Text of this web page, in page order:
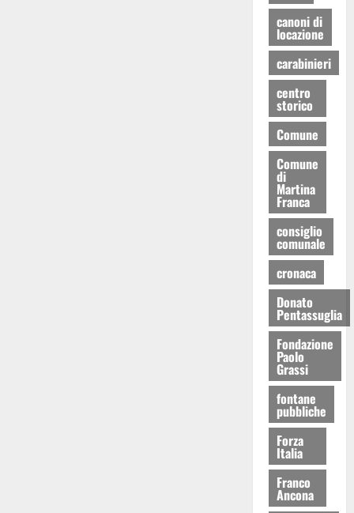
canoni di
locazione
carabinieri
centro
storico
Comune
Comune
di
Martina
Franca
consiglio
comunale
cronaca
Donato
Pentassuglia
Fondazione
Paolo
Grassi
fontane
pubbliche
Forza
Italia
Franco
Ancona